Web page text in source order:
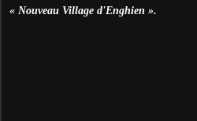
« Nouveau Village d'Enghien ».